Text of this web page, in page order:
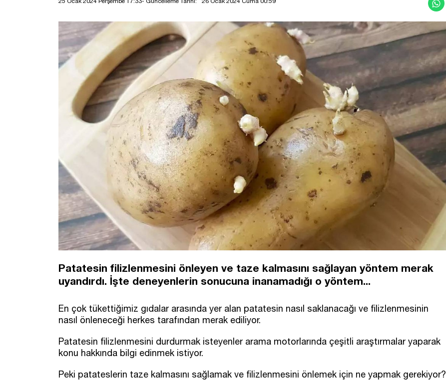
Patatesin filizlenmesini önleyen ve taze kalmasını sağlayan yöntem merak
uyandırdı. İşte deneyenlerin sonucuna inanamadığı o yöntem...
En çok tükettiğimiz gıdalar arasında yer alan patatesin nasıl saklanacağı ve filizlenmesinin
nasıl önleneceği herkes tarafından merak ediliyor.
Patatesin filizlenmesini durdurmak isteyenler arama motorlarında çeşitli araştırmalar yaparak
konu hakkında bilgi edinmek istiyor.
Peki patateslerin taze kalmasını sağlamak ve filizlenmesini önlemek için ne yapmak gerekiyor?